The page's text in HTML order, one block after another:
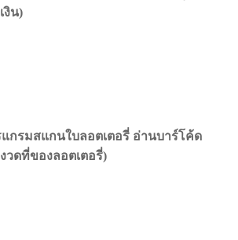
งิน)
กรมสแกนใบลอตเตอรี่ อ่านบาร์โค้ด
วดที่ของลอตเตอรี่)